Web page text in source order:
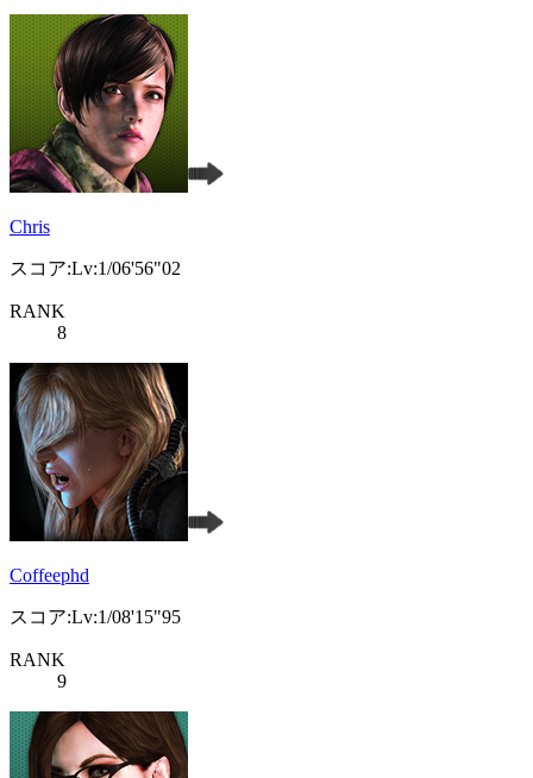
Chris
スコア:Lv:1/06'56"02
RANK
8
Coffeephd
スコア:Lv:1/08'15"95
RANK
9